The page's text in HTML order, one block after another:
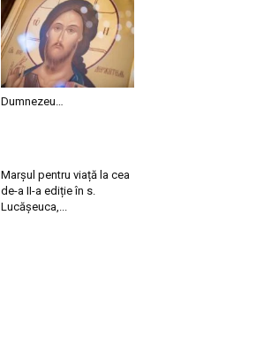
Dumnezeu…
Marșul pentru viață la cea
de-a II-a ediție în s.
Lucășeuca,...